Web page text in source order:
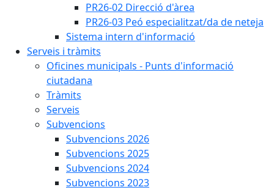
PR26-02 Direcció d'àrea
PR26-03 Peó especialitzat/da de neteja
Sistema intern d'informació
Serveis i tràmits
Oficines municipals - Punts d'informació
ciutadana
Tràmits
Serveis
Subvencions
Subvencions 2026
Subvencions 2025
Subvencions 2024
Subvencions 2023